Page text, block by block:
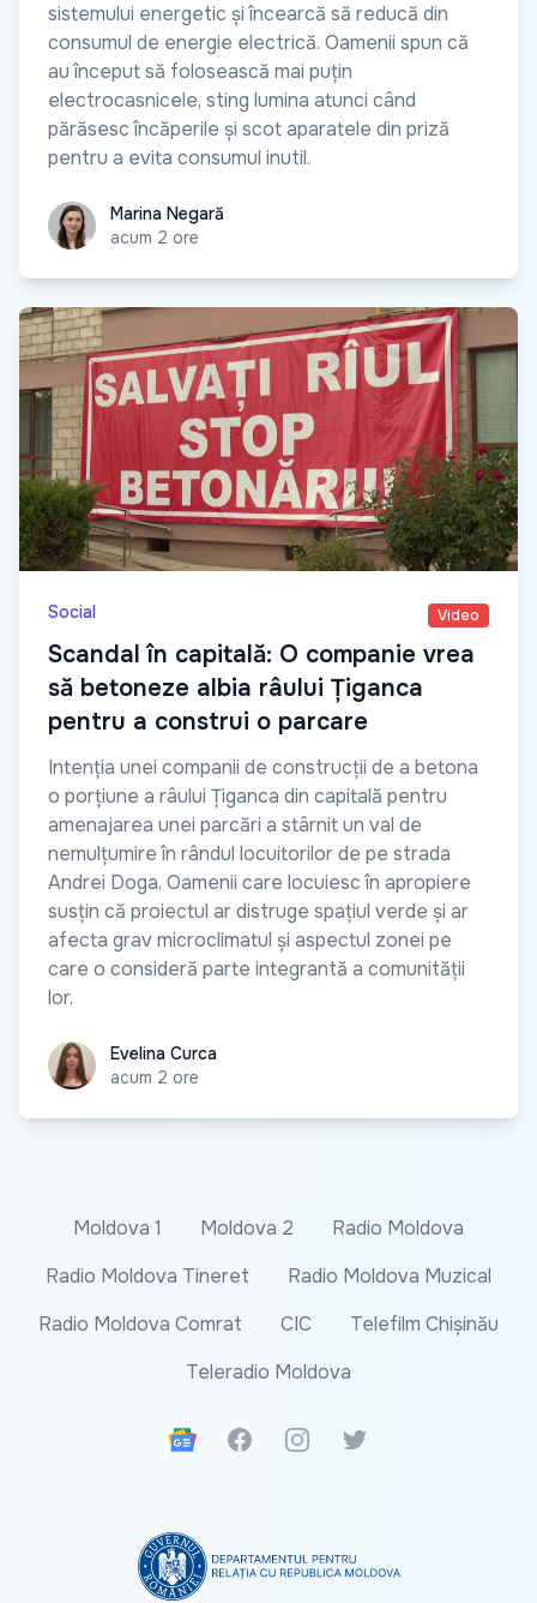
sistemului energetic și încearcă să reducă din
consumul de energie electrică. Oamenii spun că
au început să folosească mai puțin
electrocasnicele, sting lumina atunci când
părăsesc încăperile și scot aparatele din priză
pentru a evita consumul inutil.
Marina Negară
Marina Negară
acum 2 ore
Social Video
Scandal în capitală: O companie vrea
să betoneze albia râului Țiganca
pentru a construi o parcare
Intenția unei companii de construcții de a betona
o porțiune a râului Țiganca din capitală pentru
amenajarea unei parcări a stârnit un val de
nemulțumire în rândul locuitorilor de pe strada
Andrei Doga. Oamenii care locuiesc în apropiere
susțin că proiectul ar distruge spațiul verde și ar
afecta grav microclimatul și aspectul zonei pe
care o consideră parte integrantă a comunității
lor.
Evelina CurcaEvelina Curca
acum 2 ore
Moldova 1 Moldova 2
Radio Moldova
Radio Moldova Tineret
Radio Moldova Muzical
Radio Moldova Comrat
CIC
Telefilm Chișinău
Teleradio Moldova
Google News
FacebookInstagramTwitter